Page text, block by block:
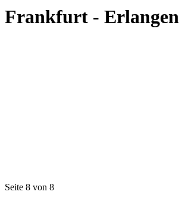
Frankfurt - Erlangen
Seite 8 von 8